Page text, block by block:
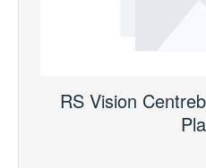
RS Vision